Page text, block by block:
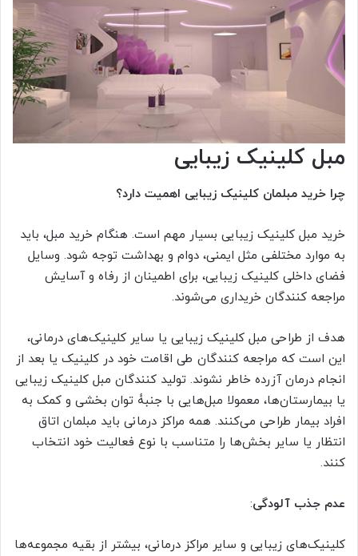
مبل کلینیک زیبایی
چرا خرید مبلمان کلینیک زیبایی اهمیت دارد؟
خرید مبل کلینیک زیبایی بسیار مهم است. هنگام خرید مبل، باید
به موارد مختلفی مثل ایمنی، دوام و بهداشت توجه شود. وسایل
فضای داخلی کلینیک زیبایی، برای اطمینان از رفاه و آسایش
مراجعه کنندگان خریداری می‌شوند.
هدف از طراحی مبل کلینیک زیبایی یا سایر کلینیک‌های درمانی،
این است که مراجعه کنندگان طی اقامت خود در کلینیک یا بعد از
انجام درمان آزرده خاطر نشوند. تولید کنندگان مبل کلینیک زیبایی
یا بیمارستان‌ها، معمولا مبل‌هایی با جنبۀ توان بخشی و کمک به
افراد بیمار طراحی می‌کنند. همه مراکز درمانی باید مبلمان اتاق
انتظار یا سایر بخش‌ها را متناسب با نوع فعالیت خود انتخاب
کنند.
عدم جذب آلودگی:
کلینیک‌های زیبایی و سایر مراکز درمانی، بیشتر از بقیه مجموعه‌ها